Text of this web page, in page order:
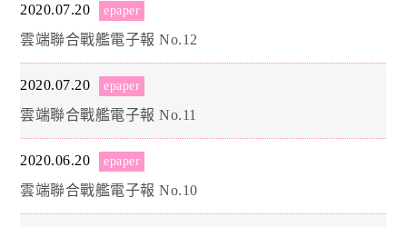
2020.07.20 epaper
雲端聯合戰艦電子報 No.12
2020.07.20 epaper
雲端聯合戰艦電子報 No.11
2020.06.20 epaper
雲端聯合戰艦電子報 No.10